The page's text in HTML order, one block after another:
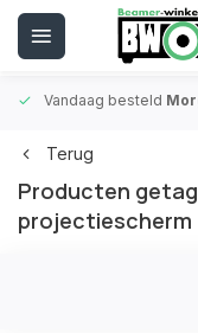
Vandaag besteld
Terug
Producten
projectiescherm